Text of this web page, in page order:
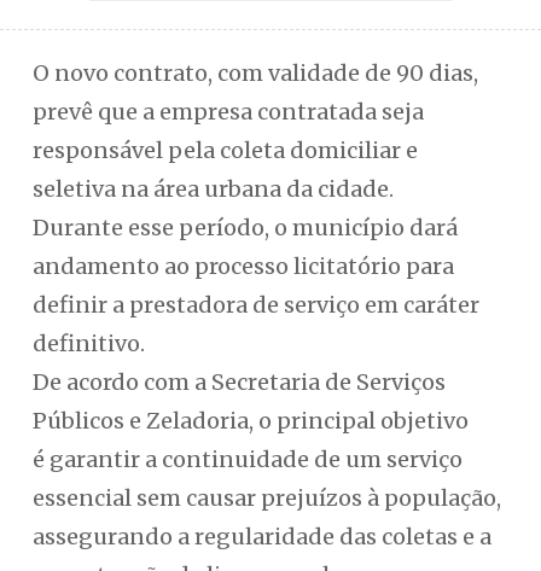
O novo contrato, com validade de 90 dias,
prevê que a empresa contratada seja
responsável pela coleta domiciliar e
seletiva na área urbana da cidade.
Durante esse período, o município dará
andamento ao processo licitatório para
definir a prestadora de serviço em caráter
definitivo.
De acordo com a Secretaria de Serviços
Públicos e Zeladoria, o principal objetivo
é garantir a continuidade de um serviço
essencial sem causar prejuízos à população,
assegurando a regularidade das coletas e a